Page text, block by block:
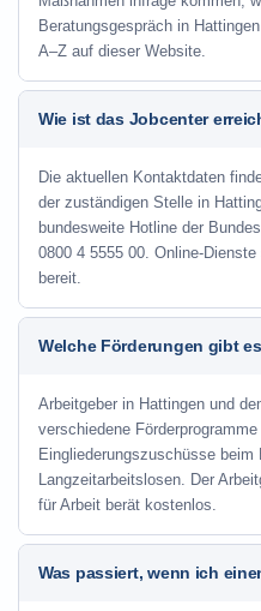
Beratungsgespräch in
A–Z auf dieser Website.
Wie ist das Jobcenter
Die aktuellen Kontaktdaten
der zuständigen Stelle in
bundesweite Hotline der
0800 4 5555 00. Online-
bereit.
Welche Förderungen gibt
Arbeitgeber in Hattingen und
verschiedene
Eingliederungszuschüsse beim
Langzeitarbeitslosen. Der
für Arbeit berät kostenlos.
Was passiert, wenn ich